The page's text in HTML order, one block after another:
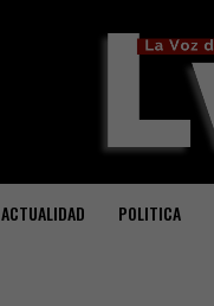
ACTUALIDAD POLITICA